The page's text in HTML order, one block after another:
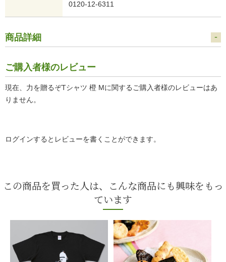
0120-12-6311
商品詳細
ご購入者様のレビュー
現在、力を贈るぞTシャツ 橙 Mに関するご購入者様のレビューはあ
りません。
ログインするとレビューを書くことができます。
この商品を買った人は、こんな商品にも興味をもっ
ています